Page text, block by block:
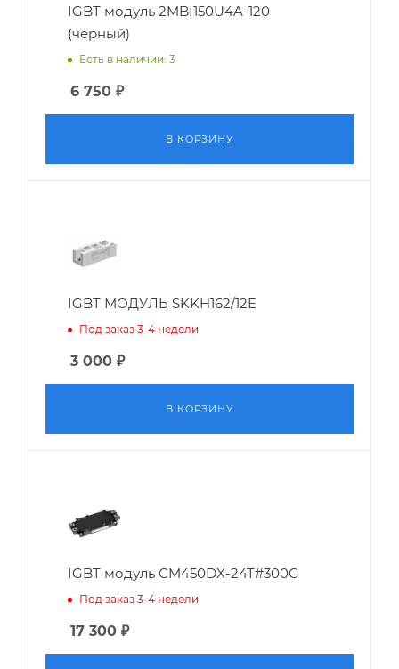
IGBT модуль 2MBI150U4A-120
(черный)
Есть в наличии: 3
6 750 ₽
В КОРЗИНУ
IGBT МОДУЛЬ SKKH162/12E
Под заказ 3-4 недели
3 000 ₽
В КОРЗИНУ
IGBT модуль CM450DX-24T#300G
Под заказ 3-4 недели
17 300 ₽